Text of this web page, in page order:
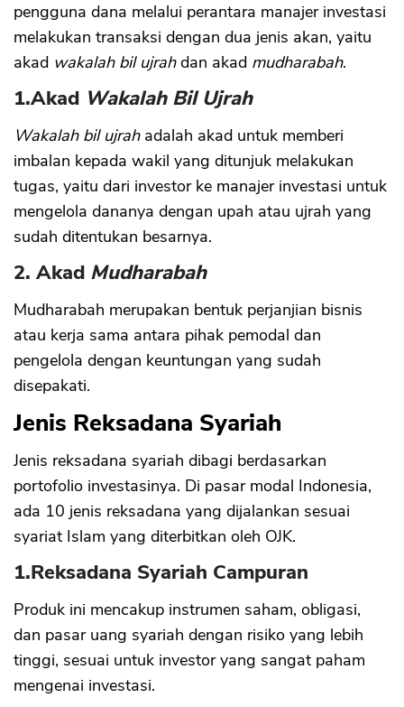
pengguna dana melalui perantara manajer investasi
melakukan transaksi dengan dua jenis akan, yaitu
akad wakalah bil ujrahdan akad mudharabah.
1.Akad Wakalah Bil Ujrah
Wakalah bil ujrah adalah akad untuk memberi
imbalan kepada wakil yang ditunjuk melakukan
tugas, yaitu dari investor ke manajer investasi untuk
mengelola dananya dengan upah atau ujrah yang
sudah ditentukan besarnya.
2. Akad Mudharabah
Mudharabah merupakan bentuk perjanjian bisnis
atau kerja sama antara pihak pemodal dan
pengelola dengan keuntungan yang sudah
disepakati.
Jenis Reksadana Syariah
Jenis reksadana syariah dibagi berdasarkan
portofolio investasinya. Di pasar modal Indonesia,
ada 10 jenis reksadana yang dijalankan sesuai
syariat Islam yang diterbitkan oleh OJK.
1.Reksadana Syariah Campuran
Produk ini mencakup instrumen saham, obligasi,
dan pasar uang syariah dengan risiko yang lebih
tinggi, sesuai untuk investor yang sangat paham
mengenai investasi.